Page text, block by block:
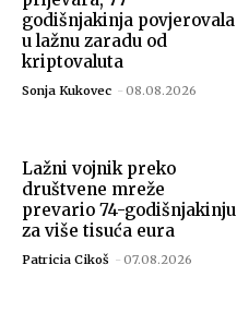
godišnjakinja povjerovala
u lažnu zaradu od
kriptovaluta
Sonja Kukovec - 08.08.2026
Lažni vojnik preko
društvene mreže
prevario 74-godišnjakinju
za više tisuća eura
Patricia Cikoš - 07.08.2026